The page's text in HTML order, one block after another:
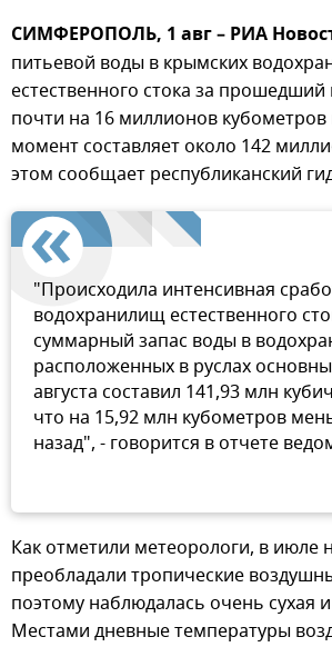
СИМФЕРОПОЛЬ, 1 авг – РИА
питьевой воды в крымских
естественного стока за прошедший
почти на 16 миллионов
момент составляет около 142
этом сообщает республиканский
"Происходила интенсивная
водохранилищ естественного
суммарный запас воды в
расположенных в руслах
августа составил 141,93 млн
что на 15,92 млн кубометров
назад", - говорится в отчете
Как отметили метеорологи, в июле
преобладали тропические
поэтому наблюдалась очень сухая
Местами дневные температуры